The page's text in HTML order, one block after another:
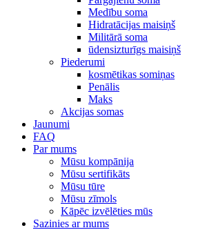
Medību soma
Hidratācijas maisiņš
Militārā soma
ūdensizturīgs maisiņš
Piederumi
kosmētikas somiņas
Penālis
Maks
Akcijas somas
Jaunumi
FAQ
Par mums
Mūsu kompānija
Mūsu sertifikāts
Mūsu tūre
Mūsu zīmols
Kāpēc izvēlēties mūs
Sazinies ar mums